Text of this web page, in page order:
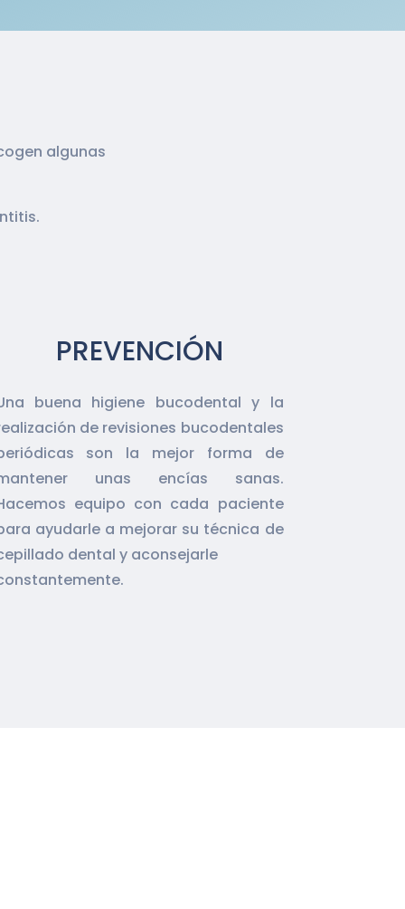
algunas
PREVENCIÓN
buena higiene bucodental y la
de revisiones bucodentales
son la mejor forma de
unas encías sanas.
equipo con cada paciente
ayudarle a mejorar su técnica de
dental y aconsejarle